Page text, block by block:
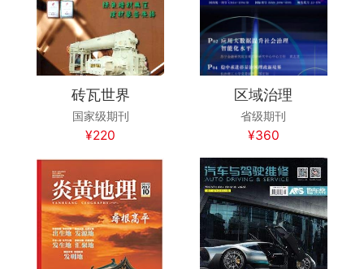
砖瓦世界
国家级期刊
¥220
区域治理
省级期刊
¥360